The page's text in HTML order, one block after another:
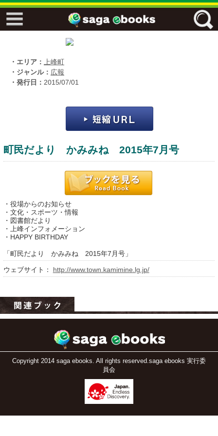
エリア
キーワード
・エリア： 上峰町
・ジャンル： 広報
・発行日： 2015/07/01
町民だより かみみね 2015年7月号
・役場からのお知らせ
・文化・スポーツ・情報
・図書館だより
・上峰インフォメーション
・HAPPY BIRTHDAY
「町民だより かみみね 2015年7月号」
ウェブサイト： http://www.town.kamimine.lg.jp/
Copyright 2014 saga ebooks. All rights reserved.saga ebooks 実行委
員会
↓↓ ebooks専用本棚 ↓↓
saga ebooksとは
運営会社